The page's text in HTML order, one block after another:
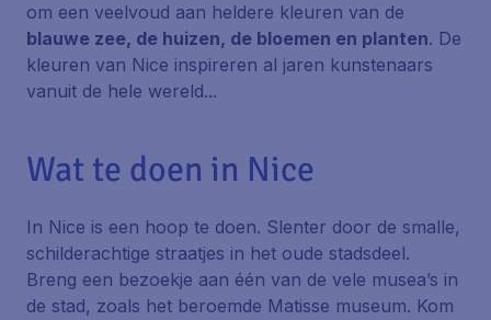
om een veelvoud aan heldere kleuren van de
blauwe zee, de huizen, de bloemen en planten. De
kleuren van Nice inspireren al jaren kunstenaars
vanuit de hele wereld...
Wat te doen in Nice
In Nice is een hoop te doen. Slenter door de smalle,
schilderachtige straatjes in het oude stadsdeel.
Breng een bezoekje aan één van de vele musea’s in
de stad, zoals het beroemde Matisse museum. Kom